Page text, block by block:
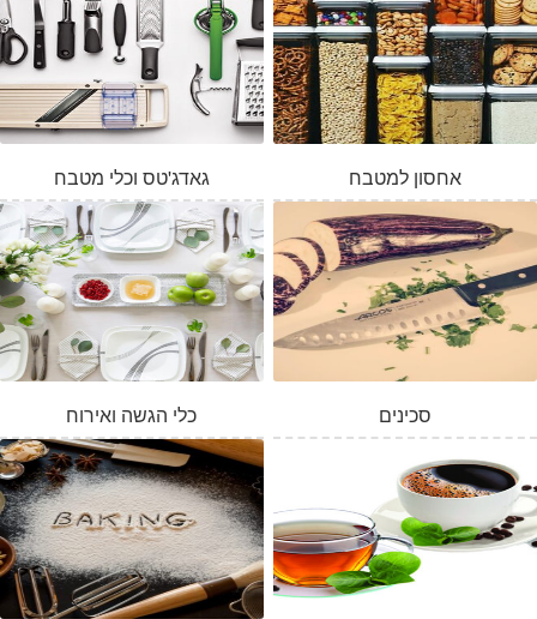
גאדג'טס וכלי מטבח אחסון למטבח
כלי הגשה ואירוח סכינים